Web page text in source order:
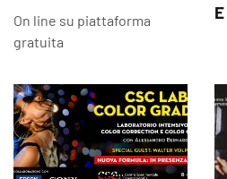
On line su piattaforma
gratuita